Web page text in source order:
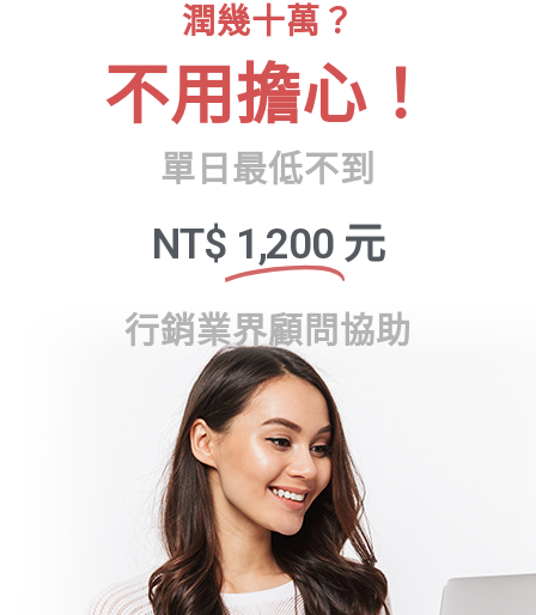
潤幾十萬？
不用擔心！
單日最低不到
NT$ 1,200 元
行銷業界顧問協助